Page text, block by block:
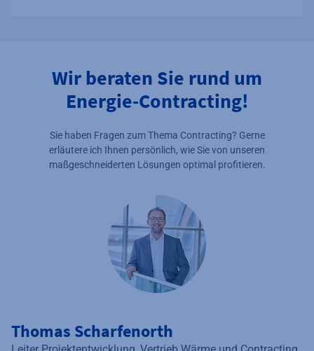
Wir beraten Sie rund um
Energie-Contracting!
Sie haben Fragen zum Thema Contracting? Gerne
erläutere ich Ihnen persönlich, wie Sie von unseren
maßgeschneiderten Lösungen optimal profitieren.
Thomas Scharfenorth